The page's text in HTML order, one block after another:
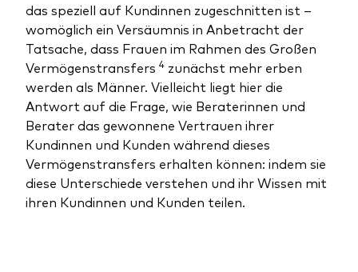
Ressourcen
Marktvolatilität
Research
Anbieterliste
Vanguard Modellportfolios
das speziell auf Kundinnen zugeschnitten ist –
womöglich ein Versäumnis in Anbetracht der
Tatsache, dass Frauen im Rahmen des Großen
Vermögenstransfers 4 zunächst mehr erben
werden als Männer. Vielleicht liegt hier die
Antwort auf die Frage, wie Beraterinnen und
Berater das gewonnene Vertrauen ihrer
Kundinnen und Kunden während dieses
Vermögenstransfers erhalten können: indem sie
diese Unterschiede verstehen und ihr Wissen mit
ihren Kundinnen und Kunden teilen.